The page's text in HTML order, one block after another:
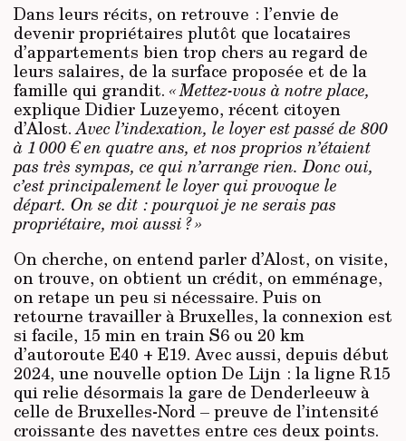
Dans leurs récits, on retrouve : l’envie de
devenir propriétaires plutôt que locataires
d’appartements bien trop chers au regard de
leurs salaires, de la surface proposée et de la
famille qui grandit. « Mettez-vous à notre place,
explique Didier Luzeyemo, récent citoyen
d’Alost.Avec l’indexation, le loyer est passé de 800
à 1 000 € en quatre ans, et nos proprios n’étaient
pas très sympas, ce qui n’arrange rien. Donc oui,
c’est principalement le loyer qui provoque le
départ. On se dit : pourquoi je ne serais pas
propriétaire, moi aussi ? »
On cherche, on entend parler d’Alost, on visite,
on trouve, on obtient un crédit, on emménage,
on retape un peu si nécessaire. Puis on
retourne travailler à Bruxelles, la connexion est
si facile, 15 min en train S6 ou 20 km
d’autoroute E40 + E19. Avec aussi, depuis début
2024, une nouvelle option De Lijn : la ligne R15
qui relie désormais la gare de Denderleeuw à
celle de Bruxelles-Nord – preuve de l’intensité
croissante des navettes entre ces deux points.